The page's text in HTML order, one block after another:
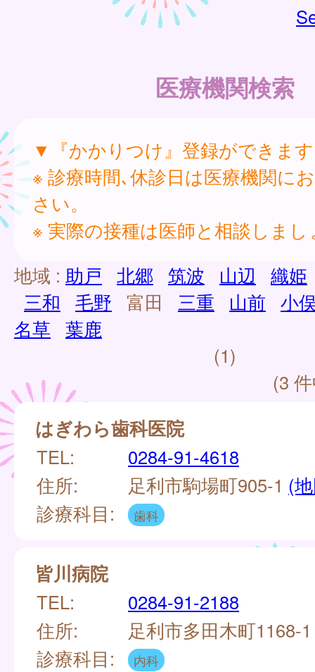
医療機関検索
▼『かかりつけ』登録ができま
※ 診療時間､休診日は医療機関に
さい。
※ 実際の接種は医師と相談しまし
地域 : 助戸 北郷 筑波 山辺
織姫
三和
毛野 富田 三重 山前
小
名草
葉鹿
(1)
(3
はぎわら歯科医院
TEL:
0284-91-4618
住所:
足利市駒場町905-1 (
診療科目:
歯科
皆川病院
TEL:
0284-91-2188
住所:
足利市多田木町1168-
診療科目:
内科